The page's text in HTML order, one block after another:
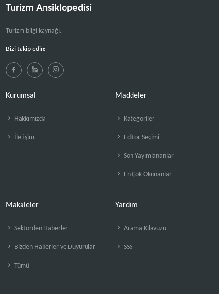
Turizm Ansiklopedisi
Turizm bilgi kaynağı.
Bizi takip edin:
Kurumsal
Hakkımızda
İletişim
Maddeler
Kategoriler
Editör Seçimi
Son Yayımlananlar
En Çok Okunanlar
Makaleler
Sektörden Haberler
Bizden Haberler ve Duyurular
Tümü
Yardım
Arama Kılavuzu
SSS